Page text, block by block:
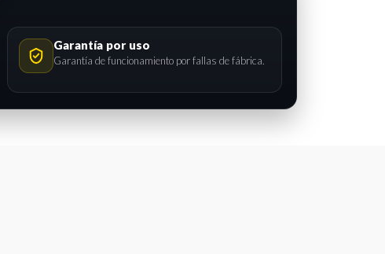
Garantía por uso
Garantía de funcionamiento por fallas de fábrica.